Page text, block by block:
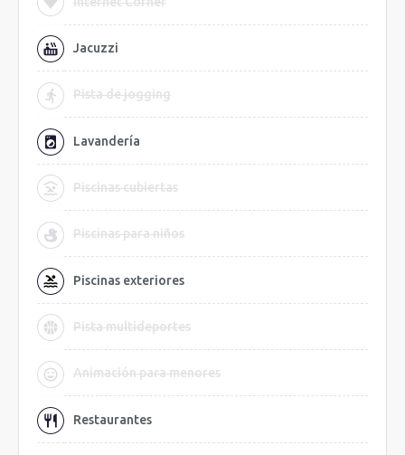
Jacuzzi
Pista de jogging
Lavandería
Piscinas cubiertas
Piscinas para niños
Piscinas exteriores
Pista multideportes
Animación para menores
Restaurantes